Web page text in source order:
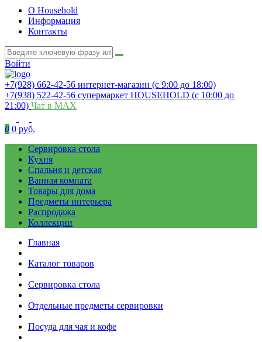
О Household
Информация
Контакты
Войти
+7(928) 662-42-56 интернет-магазин (с 9:00 до 18:00)
+7(938) 522-42-56 супермаркет HOUSEHOLD (с 10:00 до
21:00) Чат в MAX
0 0 руб.
Сервировка стола
Кухня
Спальня и детская
Ванная комната
Товары для дома
Предметы интерьера
Распродажа
Коллекции
Главная
Каталог товаров
Сервировка стола
Отдельные предметы сервировки
Посуда для чая и кофе